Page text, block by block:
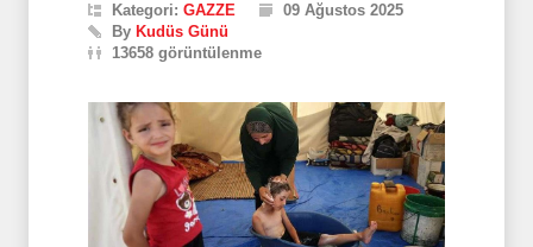
Kategori: GAZZE
09 Ağustos 2025
By Kudüs Günü
13658 görüntülenme